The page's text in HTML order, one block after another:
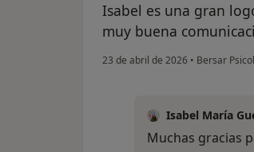
Isabel es una gran
muy buena
23 de abril de 2026 • Bersar
Isabel María
Muchas gracias